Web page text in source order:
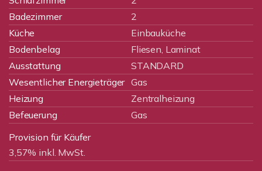
Badezimmer
2
Küche
Einbauküche
Bodenbelag
Fliesen, Laminat
Ausstattung
STANDARD
Wesentlicher Energieträger Gas
Heizung
Zentralheizung
Befeuerung
Gas
Provision für Käufer
3,57% inkl. MwSt.